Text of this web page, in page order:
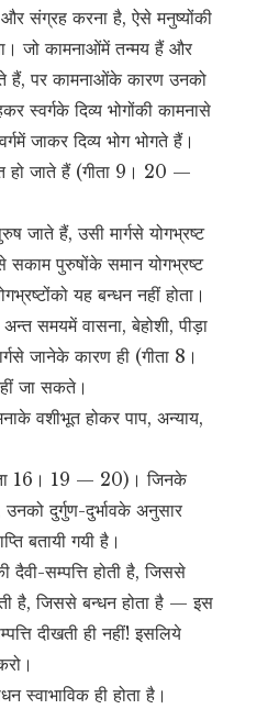
संग्रह करना है, ऐसे मनुष्योंकी
जो कामनाओंमें तन्मय हैं और
हैं, पर कामनाओंके कारण उनको
स्वर्गके दिव्य भोगोंकी कामनासे
जाकर दिव्य भोग भोगते हैं।
हो जाते हैं (गीता 9। 20 —
जाते हैं, उसी मार्गसे योगभ्रष्ट
सकाम पुरुषोंके समान योगभ्रष्ट
यह बन्धन नहीं होता।
समयमें वासना, बेहोशी, पीड़ा
जानेके कारण ही (गीता 8।
जा सकते।
वशीभूत होकर पाप, अन्याय,
16। 19 — 20)। जिनके
दुर्गुण-दुर्भावके अनुसार
बतायी गयी है।
दैवी-सम्पत्ति होती है, जिससे
है, जिससे बन्धन होता है — इस
दीखती ही नहीं! इसलिये
स्वाभाविक ही होता है।